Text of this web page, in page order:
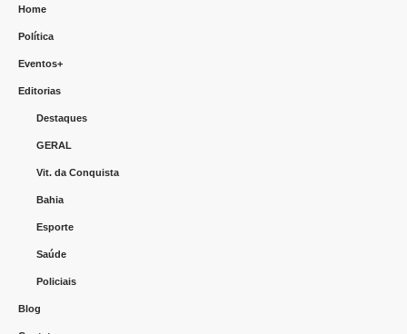
Home
Política
Eventos+
Editorias
Destaques
GERAL
Vit. da Conquista
Bahia
Esporte
Saúde
Policiais
Blog